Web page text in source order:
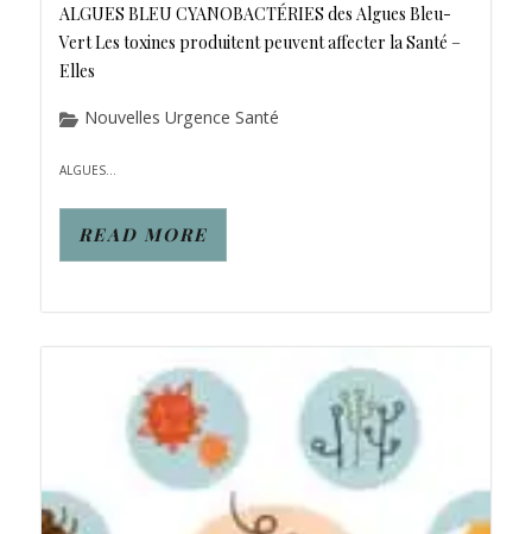
ALGUES BLEU CYANOBACTÉRIES des Algues Bleu-
Vert Les toxines produitent peuvent affecter la Santé –
Elles
Nouvelles Urgence Santé
ALGUES...
READ MORE